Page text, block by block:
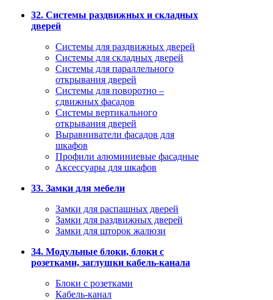
32. Системы раздвижных и складных
дверей
Системы для раздвижных дверей
Системы для складных дверей
Системы для параллельного
открывания дверей
Системы для поворотно –
сдвижных фасадов
Системы вертикального
открывания дверей
Выравниватели фасадов для
шкафов
Профили алюминиевые фасадные
Аксессуары для шкафов
33. Замки для мебели
Замки для распашных дверей
Замки для раздвижных дверей
Замки для шторок жалюзи
34. Модульные блоки, блоки с
розетками, заглушки кабель-канала
Блоки с розетками
Кабель-канал